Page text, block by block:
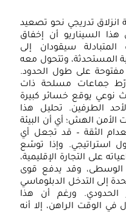
انزلاق تدريجي نحو تصعيد
السيناريو أن إخفاق
سيقودان إلى
المستحدثة، وتتحول معه
مفتوحة على طول الحدود.
جماعات مسلحة ذات
نوعي يوقع خسائر كبيرة
الطرفين. تحليل هذا
الأمن الهش؛ أي أن البيئة
الثقة – قد تجعل أي
استراتيجي. وإذا توسّع
على التجارة الإقليمية،
الوسطى، وقد يدفع قوى
إلى التدخل الدبلوماسي
الحدودي. ورغم أن هذا
الوقت الراهن، إلا أنه